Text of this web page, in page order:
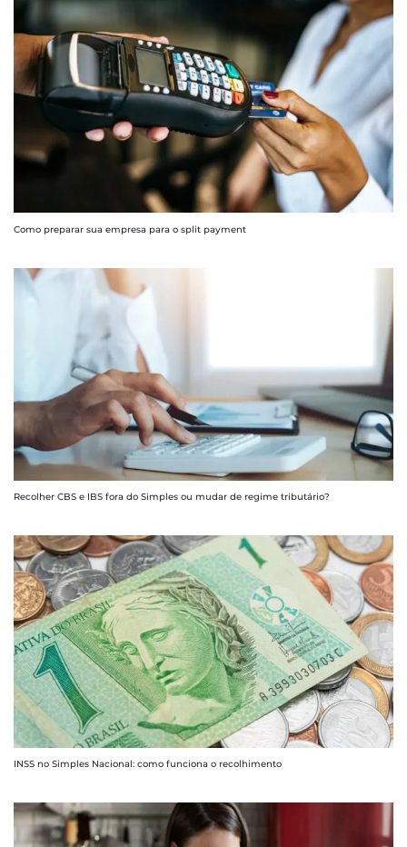
Como preparar sua empresa para o split payment
Recolher CBS e IBS fora do Simples ou mudar de regime tributário?
INSS no Simples Nacional: como funciona o recolhimento